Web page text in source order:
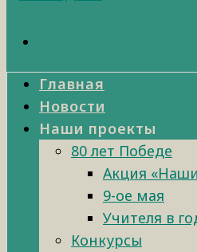
Главная
Новости
Наши проекты
80 лет Победе
Акция
9-ое мая
Учителя в
Конкурсы